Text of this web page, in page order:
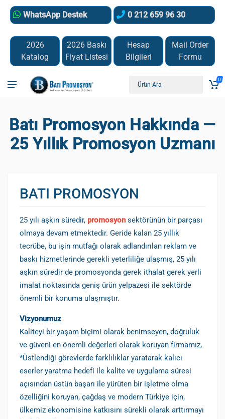
WhatsApp Destek 0 212 659 96 30
2026
Katalog
2026 Baskı
Fiyat Listesi
Hesap
Bilgileri
Mail Order
Formu
0
Batı Promosyon Hakkında —
25 Yıllık Promosyon Uzmanı
BATI PROMOSYON
25 yılı aşkın süredir, promosyon sektörünün bir parçası
olmaya devam etmektedir. Geride kalan 25 yıllık
tecrübe, bu işin mutfağı olarak adlandırılan reklam ve
baskı hizmetlerinde gerekli yeterliliğe ulaşmış, 25 yılı
aşkın süredir de promosyonda gerek ithalat gerek yerli
imalat noktasında geniş ürün yelpazesi ile sektörde
önemli bir konuma ulaşmıştır.
Vizyonumuz
Kaliteyi bir yaşam biçimi olarak benimseyen, doğruluk
ve güveni en önemli değerleri olarak koruyan firmamız,
*Üstlendiği görevlerde farklılıklar yaratarak kalıcı
eserler yaratma hedefi ile kalite ve uygulama süresi
açısından üstün başarı ile yürüten bir işletme olma
özelliğini koruyan, çağdaş ve modern Türkiye için,
ülkemiz ekonomisine katkısını sürekli olarak arttırmayı